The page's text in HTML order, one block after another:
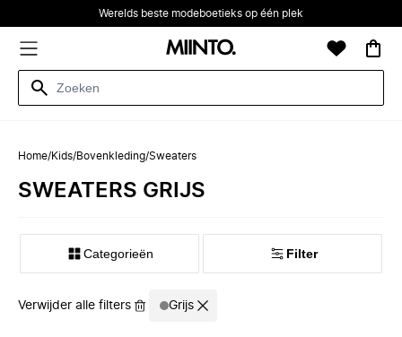
Werelds beste modeboetieks op één plek
Home/Kids/Bovenkleding/Sweaters
SWEATERS GRIJS
Categorieën Filter
Verwijder alle filters Grijs